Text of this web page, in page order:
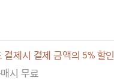
결제시 결제 금액의 5% 할인
시 무료